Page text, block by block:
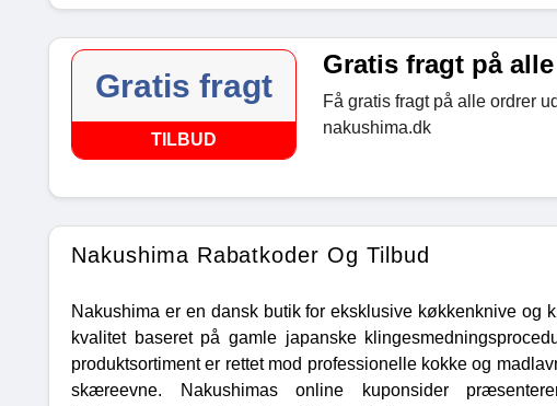
Gratis fragt
TILBUD
Gratis fragt på
Få gratis fragt på alle ordrer
nakushima.dk
Nakushima Rabatkoder Og Tilbud
Nakushima er en dansk butik for eksklusive køkkenknive
kvalitet baseret på gamle japanske
produktsortiment er rettet mod professionelle kokke og
skæreevne. Nakushimas online kuponsider